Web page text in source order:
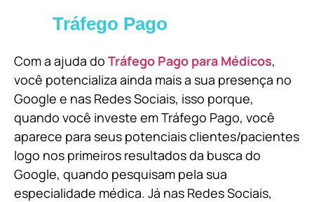
Tráfego Pago
Com a ajuda do Tráfego Pago para Médicos,
você potencializa ainda mais a sua presença no
Google e nas Redes Sociais, isso porque,
quando você investe em Tráfego Pago, você
aparece para seus potenciais clientes/pacientes
logo nos primeiros resultados da busca do
Google, quando pesquisam pela sua
especialidade médica. Já nas Redes Sociais,